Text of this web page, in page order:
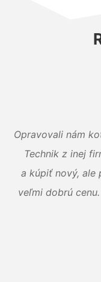
Opravovali nám
Technik z inej
a kúpiť nový, ale
veľmi dobrú